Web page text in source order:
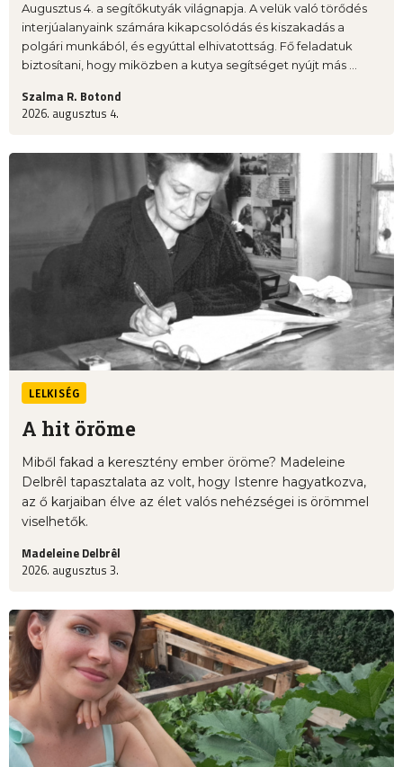
Augusztus 4. a segítőkutyák világnapja. A velük való törődés
interjúalanyaink számára kikapcsolódás és kiszakadás a
polgári munkából, és egyúttal elhivatottság. Fő feladatuk
biztosítani, hogy miközben a kutya segítséget nyújt más ...
Szalma R. Botond
2026. augusztus 4.
LELKISÉG
A hit öröme
Miből fakad a keresztény ember öröme? Madeleine
Delbrêl tapasztalata az volt, hogy Istenre hagyatkozva,
az ő karjaiban élve az élet valós nehézségei is örömmel
viselhetők.
Madeleine Delbrêl
2026. augusztus 3.